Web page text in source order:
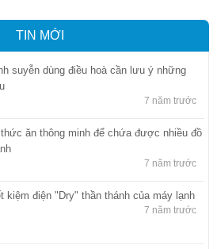
TIN MỚI
suyễn dùng điều hoà cần lưu ý những
7 năm trước
ăn thông minh để chứa được nhiều đồ
7 năm trước
kiệm điện "Dry" thần thánh của máy lạnh
7 năm trước